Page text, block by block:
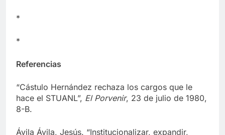
“Cástulo Hernández rechaza los cargos que le
hace el STUANL”,